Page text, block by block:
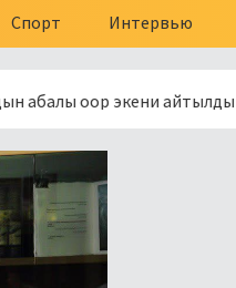
Спорт Интервью
экени айтылды